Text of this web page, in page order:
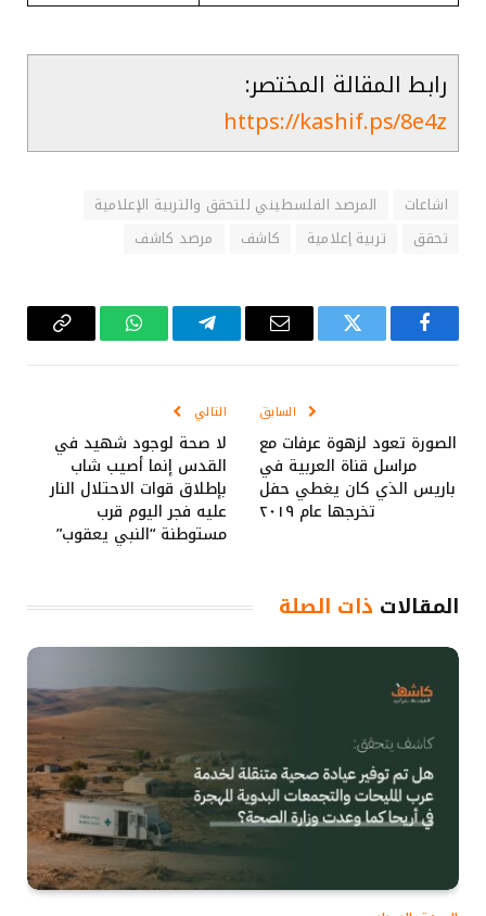
رابط المقالة المختصر:
https://kashif.ps/8e4z
اشاعات
المرصد الفلسطيني للتحقق والتربية الإعلامية
تحقق
تربية إعلامية كاشف مرصد كاشف
فيسبوك تويتر
البريد
تيلقرام واتساب Copy
السابق
الصورة تعود لزهوة عرفات مع
مراسل قناة العربية في
باريس الذي كان يغطي حفل
تخرجها عام ٢٠١٩
التالي
لا صحة لوجود شهيد في
القدس إنما أصيب شاب
بإطلاق قوات الاحتلال النار
عليه فجر اليوم قرب
مستوطنة “النبي يعقوب”
المقالات ذات الصلة